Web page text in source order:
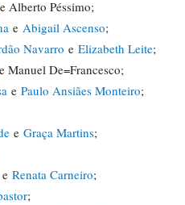
e Alberto Péssimo;
e Abigail Ascenso;
Navarro e Elizabeth Leite;
e Manuel De=Francesco;
e Paulo Ansiães Monteiro;
e Graça Martins;
e Renata Carneiro;
;